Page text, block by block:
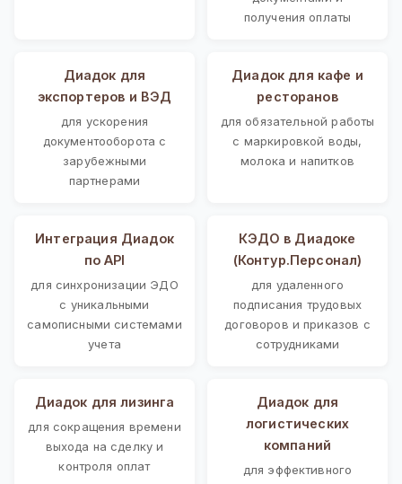
получения оплаты
Диадок для
экспортеров и ВЭД
для ускорения
документооборота с
зарубежными
партнерами
Диадок для кафе и
ресторанов
для обязательной работы
с маркировкой воды,
молока и напитков
Интеграция Диадок
по API
для синхронизации ЭДО
с уникальными
самописными системами
учета
КЭДО в Диадоке
(Контур.Персонал)
для удаленного
подписания трудовых
договоров и приказов с
сотрудниками
Диадок для лизинга
для сокращения времени
выхода на сделку и
контроля оплат
Диадок для
логистических
компаний
для эффективного